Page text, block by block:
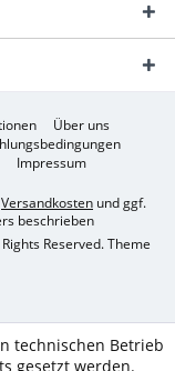
Über uns
Impressum
Versandkosten und ggf.
beschrieben
Reserved. Theme
technischen Betrieb
gesetzt werden.